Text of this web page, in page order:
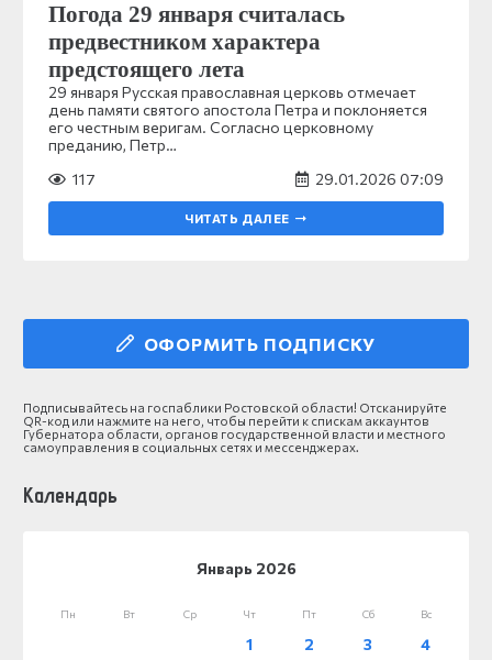
Погода 29 января считалась
предвестником характера
предстоящего лета
29 января Русская православная церковь отмечает
день памяти святого апостола Петра и поклоняется
его честным веригам. Согласно церковному
преданию, Петр…
117
29.01.2026 07:09
ЧИТАТЬ ДАЛЕЕ
ОФОРМИТЬ ПОДПИСКУ
Подписывайтесь на госпаблики Ростовской области! Отсканируйте
QR-код или нажмите на него, чтобы перейти к спискам аккаунтов
Губернатора области, органов государственной власти и местного
самоуправления в социальных сетях и мессенджерах.
Календарь
Январь 2026
Пн Вт Ср Чт Пт Сб Вс
1 2 3
4